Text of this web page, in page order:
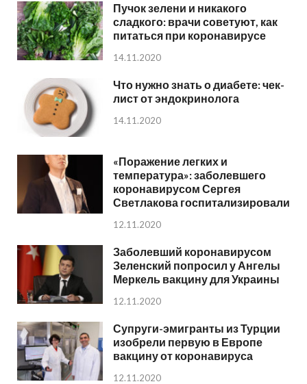
Пучок зелени и никакого
сладкого: врачи советуют, как
питаться при коронавирусе
14.11.2020
Что нужно знать о диабете: чек-
лист от эндокринолога
14.11.2020
«Поражение легких и
температура»: заболевшего
коронавирусом Сергея
Светлакова госпитализировали
12.11.2020
Заболевший коронавирусом
Зеленский попросил у Ангелы
Меркель вакцину для Украины
12.11.2020
Супруги-эмигранты из Турции
изобрели первую в Европе
вакцину от коронавируса
12.11.2020